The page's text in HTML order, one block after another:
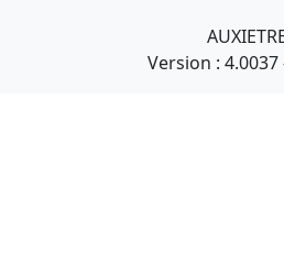
Version :